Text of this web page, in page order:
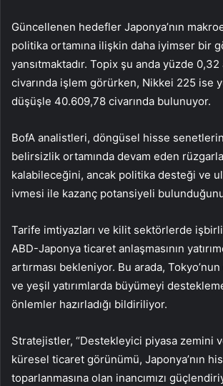
Güncellenen hedefler Japonya’nın
politika ortamına ilişkin daha iyimser bir
yansıtmaktadır. Topix şu anda yüzde 0,32
civarında işlem görürken, Nikkei 225 ise
düşüşle 40.609,78 civarında bulunuyor.
BofA analistleri, döngüsel hisse
belirsizlik ortamında devam eden
kalabileceğini, ancak politika desteği ve
ivmesi ile kazanç potansiyeli
Tarife imtiyazları ve kilit sektörlerde
ABD-Japonya ticaret anlaşmasının
artırması bekleniyor. Bu arada,
ve yeşil yatırımlarda büyümeyi
önlemler hazırladığı bildiriliyor.
Stratejistler, “Destekleyici piyasa zemini
küresel ticaret görünümü, Japonya’nın
toparlanmasına olan inancımızı